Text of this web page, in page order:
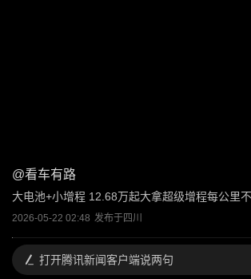
@看车有路
大电池+小增程 12.68万起大拿超级增程每公里
2026-05-22 02:48 发布于四川
打开腾讯新闻客户端说两句